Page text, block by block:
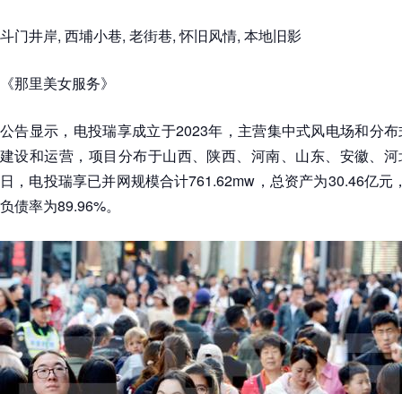
斗门井岸, 西埔小巷, 老街巷, 怀旧风情, 本地旧影
《那里美女服务》
公告显示，电投瑞享成立于2023年，主营集中式风电场和分
建设和运营，项目分布于山西、陕西、河南、山东、安徽、
日，电投瑞享已并网规模合计761.62mw，总资产为30.46亿元
负债率为89.96%。